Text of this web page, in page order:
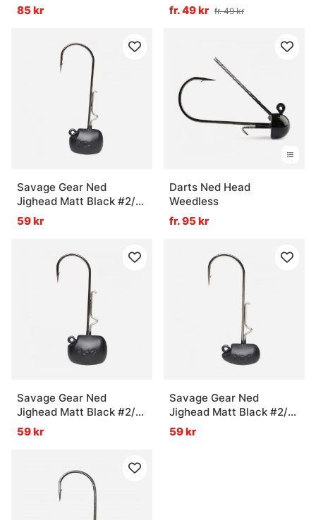
85 kr
fr. 49 kr fr. 49 kr
Savage Gear Ned
Jighead Matt Black #2/0
12g (3-pack)
59 kr
Darts Ned Head
Weedless
fr. 95 kr
Savage Gear Ned
Jighead Matt Black #2/0
7g (3-pack)
59 kr
Savage Gear Ned
Jighead Matt Black #2/0
9g (3-pack)
59 kr